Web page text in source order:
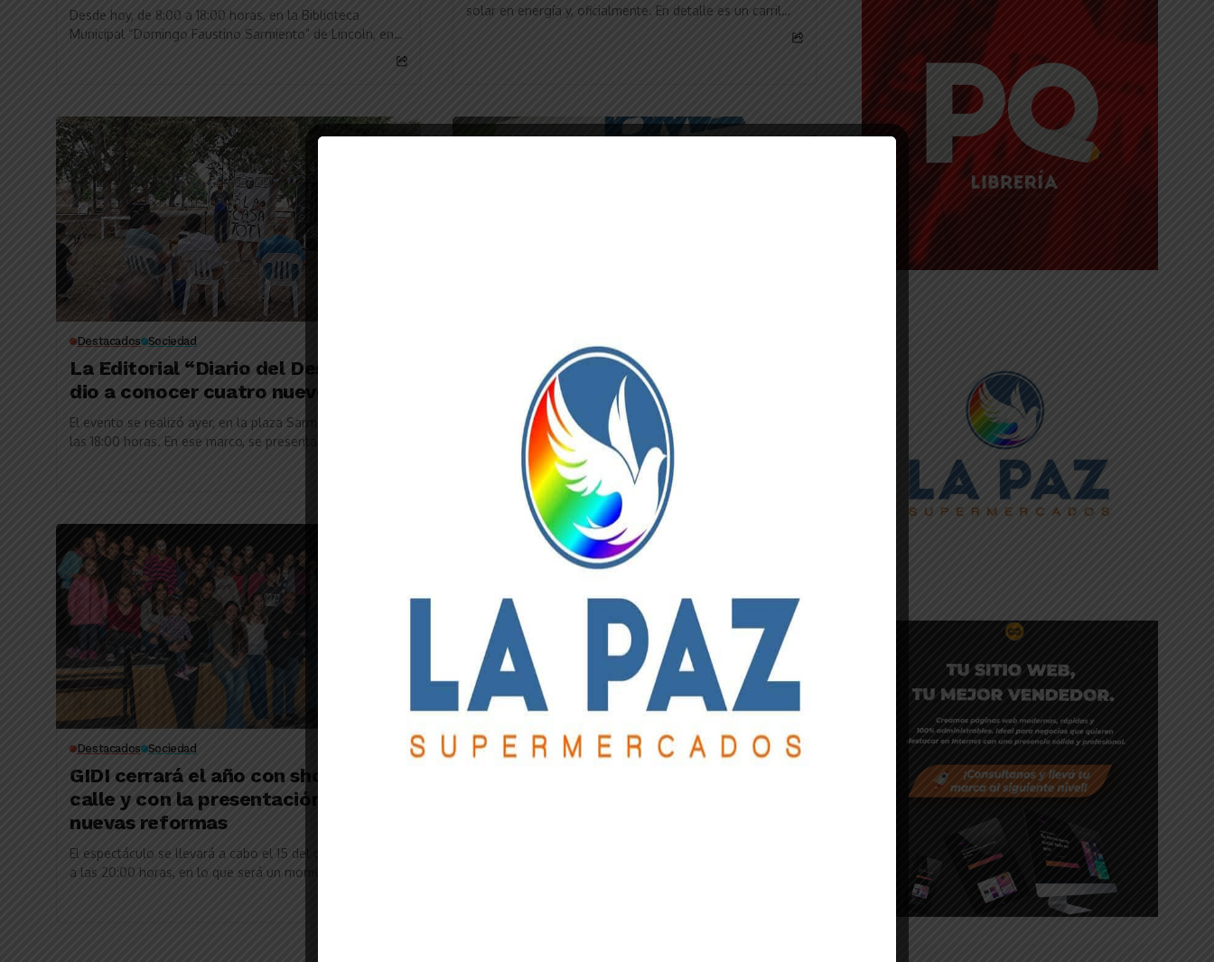
Desde hoy, de 8:00 a 18:00 horas, en la Biblioteca
Municipal “Domingo Faustino Sarmiento” de Lincoln, en
solar en energía y, oficialmente. En detalle es un carril
Destacados Sociedad
La Editorial “Diario del Desierto”
dio a conocer cuatro nuevos libros
El evento se realizó ayer, en la plaza Sarmiento, desde
las 18:00 horas. En ese marco, se presentaron los nuevos
Dieron detalles espeluznantes del
área de Salud bonaerense
El nuevo ministro de Salud bonaerense, Daniel Gollán,
reveló que las autoridades salientes “están dejando una
deuda en el Ioma de $7.400 millones,...
Destacados Sociedad
GIDI cerrará el año con shows en la
calle y con la presentación de sus
nuevas reformas
El espectáculo se llevará a cabo el 15 del corriente mes,
a las 20:00 horas, en lo que será un momento muy
Sociedad